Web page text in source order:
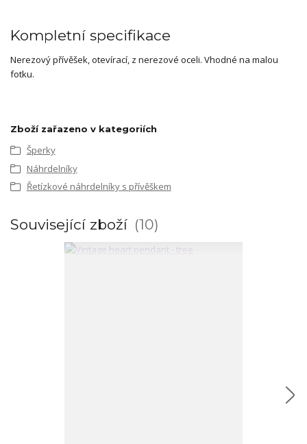
Kompletní specifikace
Nerezový přívěšek, otevírací, z nerezové oceli. Vhodné na malou
fotku.
Zboží zařazeno v kategoriích
Šperky
Náhrdelníky
Řetízkové náhrdelníky s přívěškem
Související zboží 10